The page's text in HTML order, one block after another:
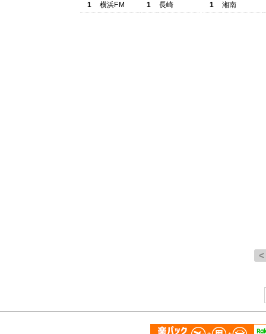
1
横浜FM 1 長崎
1
湘南